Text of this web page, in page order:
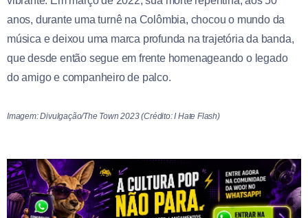
anos, durante uma turnê na Colômbia, chocou o mundo da
música e deixou uma marca profunda na trajetória da banda,
que desde então segue em frente homenageando o legado
do amigo e companheiro de palco.
Imagem: Divulgação/The Town 2023 (Crédito: I Hate Flash)